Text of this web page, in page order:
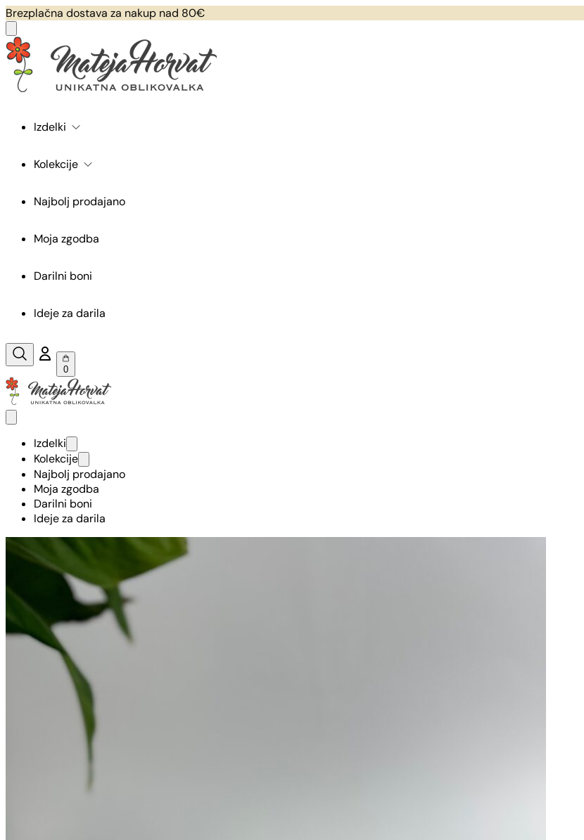
Brezplačna dostava za nakup nad 80€
Izdelki
Kolekcije
Najbolj prodajano
Moja zgodba
Darilni boni
Ideje za darila
0
Izdelki
Kolekcije
Najbolj prodajano
Moja zgodba
Darilni boni
Ideje za darila